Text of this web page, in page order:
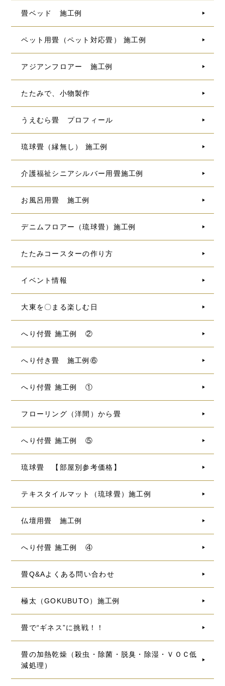
畳ベッド 施工例
ペット用畳（ペット対応畳） 施工例
アジアンフロアー 施工例
たたみで、小物製作
うえむら畳 プロフィール
琉球畳（縁無し） 施工例
介護福祉シニアシルバー用畳施工例
お風呂用畳 施工例
デニムフロアー（琉球畳）施工例
たたみコースターの作り方
イベント情報
大東を〇まる楽しむ日
へり付畳 施工例 ②
へり付き畳 施工例⑥
へり付畳 施工例 ①
フローリング（洋間）から畳
へり付畳 施工例 ⑤
琉球畳 【部屋別参考価格】
テキスタイルマット（琉球畳）施工例
仏壇用畳 施工例
へり付畳 施工例 ④
畳Q&Aよくある問い合わせ
極太（GOKUBUTO）施工例
畳で“ギネス”に挑戦！！
畳の加熱乾燥（殺虫・除菌・脱臭・除湿・ＶＯＣ低
減処理）